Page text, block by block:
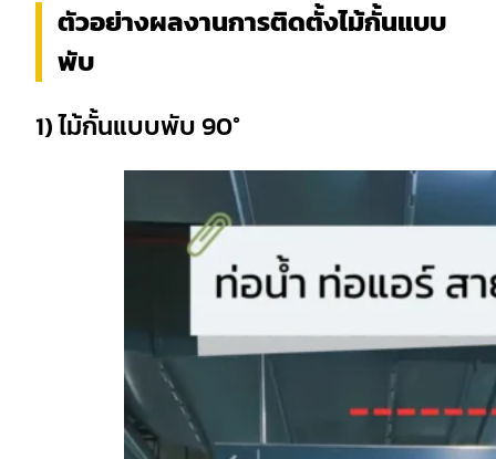
ตัวอย่างผลงานการติดตั้งไม้กั้นแบบ
พับ
1) ไม้กั้นแบบพับ 90°